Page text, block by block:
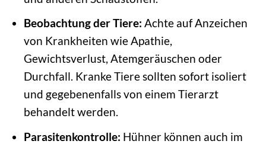
Beobachtung der Tiere: Achte auf Anzeichen
von Krankheiten wie Apathie,
Gewichtsverlust, Atemgeräuschen oder
Durchfall. Kranke Tiere sollten sofort isoliert
und gegebenenfalls von einem Tierarzt
behandelt werden.
Parasitenkontrolle: Hühner können auch im